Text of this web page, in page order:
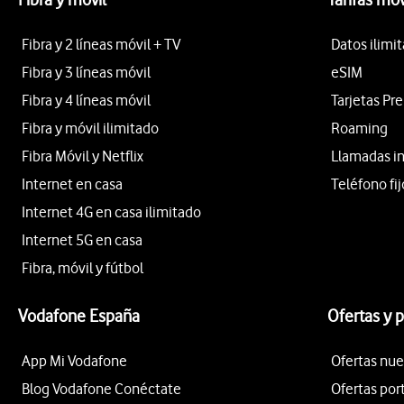
Fibra y 2 líneas móvil + TV
Fibra y 3 líneas móvil
Fibra y 4 líneas móvil
Fibra y móvil ilimitado
Fibra Móvil y Netflix
Internet en casa
Internet 4G en casa ilimitado
Internet 5G en casa
Fibra, móvil y fútbol
Datos
eSIM
Tarjetas
Roaming
Llamadas
Teléfono
Vodafone España
App Mi Vodafone
Blog Vodafone Conéctate
Ofertas y
Ofertas
Ofertas